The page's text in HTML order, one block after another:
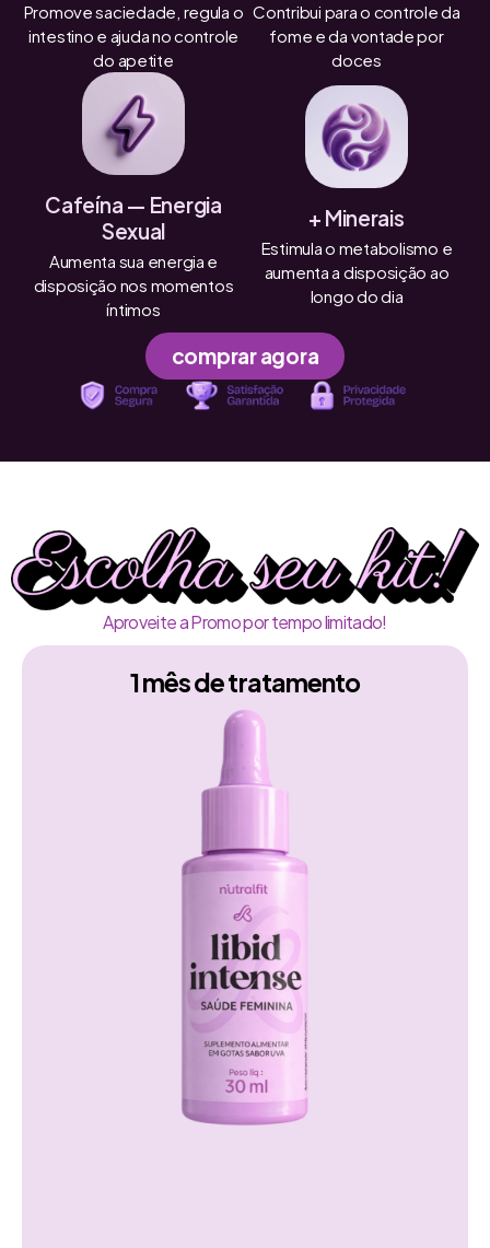
Promove saciedade, regula o
intestino e ajuda no controle
do apetite
Contribui para o controle da
fome e da vontade por
doces
Cafeína — Energia
Sexual
Aumenta sua energia e
disposição nos momentos
íntimos
+ Minerais
Estimula o metabolismo e
aumenta a disposição ao
longo do dia
comprar agora
Aproveite a Promo por tempo limitado!
1 mês de tratamento